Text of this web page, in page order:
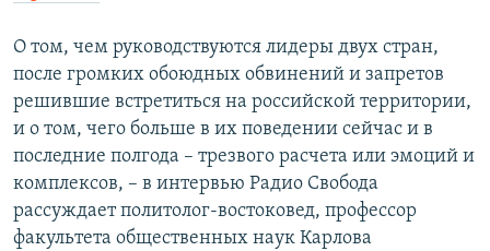
О том, чем руководствуются лидеры двух стран,
после громких обоюдных обвинений и запретов
решившие встретиться на российской территории,
и о том, чего больше в их поведении сейчас и в
последние полгода – трезвого расчета или эмоций и
комплексов, – в интервью Радио Свобода
рассуждает политолог-востоковед, профессор
факультета общественных наук Карлова